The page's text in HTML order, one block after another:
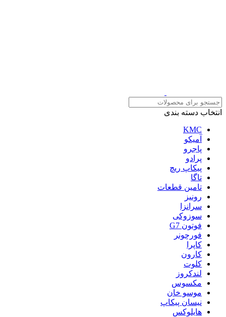
انتخاب دسته بندی
KMC
آمیکو
پاجرو
پرادو
پیکاپ ریچ
تاگا
تامین قطعات
رونیز
سرانزا
سوزوکی
فوتون G7
فورچونر
کاپرا
کارون
کلوت
لندکروز
مکسوس
موسو خان
نیسان پیکاپ
هایلوکس